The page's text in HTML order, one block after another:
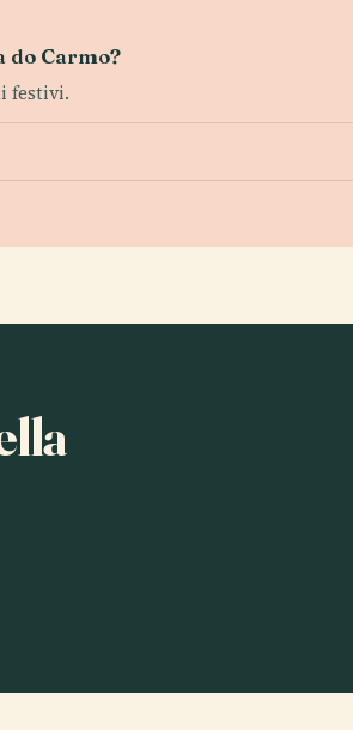
do Carmo?
festivi.